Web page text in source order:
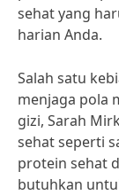
sehat yang
harian Anda.
Salah satu
menjaga pola
gizi, Sarah
sehat seperti
protein sehat
butuhkan